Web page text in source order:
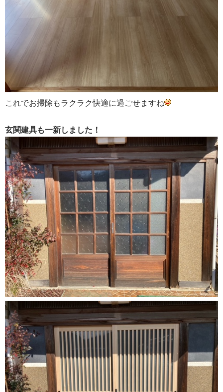
これでお掃除もラクラク快適に過ごせますね
玄関建具も一新しました！